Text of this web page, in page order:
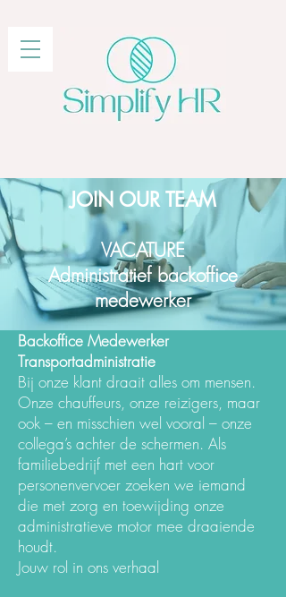
JOIN OUR TEAM
VACATURE
Administratief backoffice
medewerker
Backoffice Medewerker
Transportadministratie
Bij onze klant draait alles om mensen.
Onze chauffeurs, onze reizigers, maar
ook – en misschien wel vooral – onze
collega’s achter de schermen. Als
familiebedrijf met een hart voor
personenvervoer zoeken we iemand
die met zorg en toewijding onze
administratieve motor mee draaiende
houdt.
Jouw rol in ons verhaal